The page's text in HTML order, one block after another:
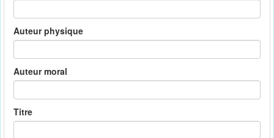
Auteur physique
Auteur moral
Titre